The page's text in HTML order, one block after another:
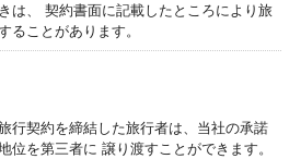
は、 契約書面に記載したところにより旅
ることがあります。
行契約を締結した旅行者は、当社の承諾
位を第三者に 譲り渡すことができます。